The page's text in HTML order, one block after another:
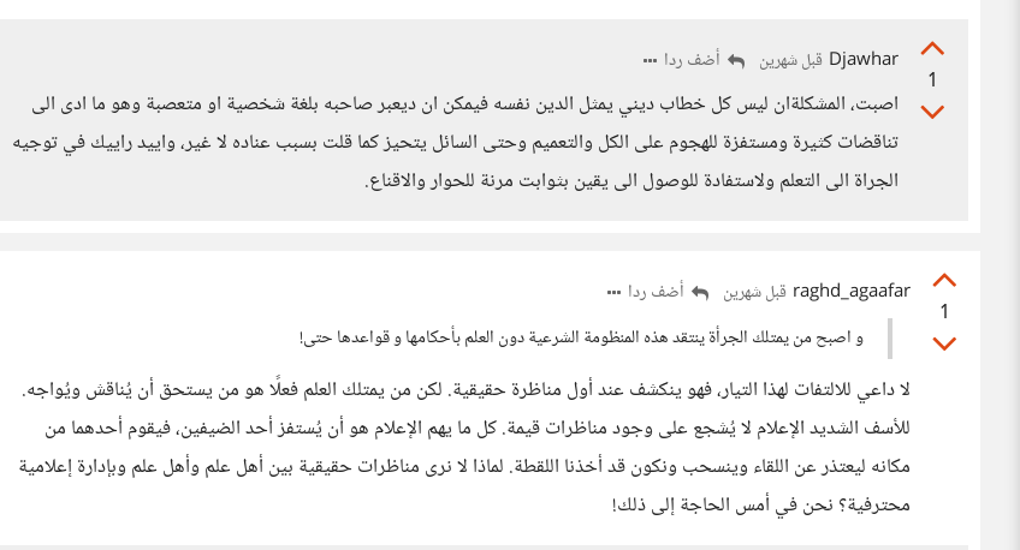
1
Djawhar قبل شهرين أضف ردا
اصبت، المشكلةان ليس كل خطاب ديني يمثل الدين نفسه فيمكن ان ديعبر صاحبه بلغة شخصية او متعصبة وهو ما ادى الى
تناقضات كثيرة ومستفزة للهجوم على الكل والتعميم وحتى السائل يتحيز كما قلت بسبب عناده لا غير، واييد راييك في توجيه
الجراة الى التعلم ولاستفادة للوصول الى يقين بثوابت مرنة للحوار والاقناع.
1
raghd_agaafar قبل شهرين
أضف ردا
و اصبح من يمتلك الجرأة ينتقد هذه المنظومة الشرعية دون العلم بأحكامها و قواعدها حتى!
لا داعي للالتفات لهذا التيار، فهو ينكشف عند أول مناظرة حقيقية. لكن من يمتلك العلم فعلًا هو من يستحق أن يُناقش ويُواجه.
للأسف الشديد الإعلام لا يُشجع على وجود مناظرات قيمة. كل ما يهم الإعلام هو أن يُستفز أحد الضيفين، فيقوم أحدهما من
مكانه ليعتذر عن اللقاء وينسحب ونكون قد أخذنا اللقطة. لماذا لا نرى مناظرات حقيقية بين أهل علم وأهل علم وبإدارة إعلامية
محترفية؟ نحن في أمس الحاجة إلى ذلك!